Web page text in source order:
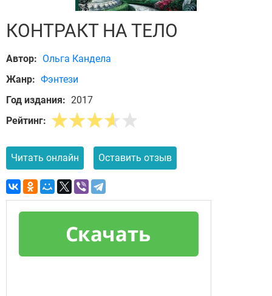
КОНТРАКТ НА ТЕЛО
Автор: Ольга Кандела
Жанр: Фэнтези
Год издания: 2017
Рейтинг:
Читать онлайн Оставить отзыв